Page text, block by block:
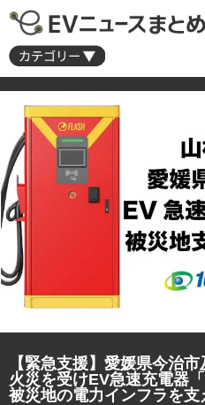
【緊急支援】愛媛県今治
火災を受けEV急速充電器
被災地の電力インフラを支